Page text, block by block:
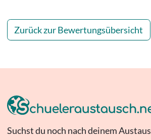
Zurück zur Bewertungsübersicht
Suchst du noch nach deinem